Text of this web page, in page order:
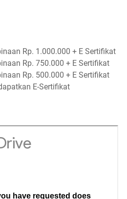
Rp. 1.000.000 + E Sertifikat
Rp. 750.000 + E Sertifikat
Rp. 500.000 + E Sertifikat
E-Sertifikat